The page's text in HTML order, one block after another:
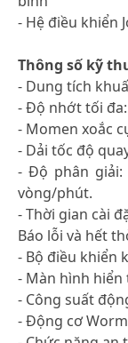
- Hệ điều khiển
Thông số kỹ
- Dung tích
- Độ nhớt tối đa:
- Momen xoắc
- Dải tốc độ
- Độ phân giải:
vòng/phút.
- Thời gian cài
Báo lỗi và hết
- Bộ điều khiển
- Màn hình hiển
- Công suất
- Động cơ